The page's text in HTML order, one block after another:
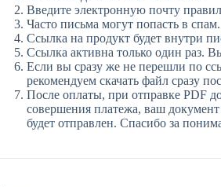
Введите электронную почту
Часто письма могут попасть в
Ссылка на продукт будет внутри
Ссылка активна только один раз.
Если вы сразу же не перешли по
рекомендуем скачать файл сразу
После оплаты, при отправке PDF
совершения платежа, ваш документ
будет отправлен. Спасибо за